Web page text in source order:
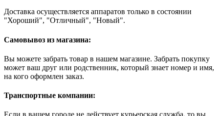
Доставка осуществляется аппаратов только в состоянии
"Хороший", "Отличный", "Новый".
Самовывоз из магазина:
Вы можете забрать товар в нашем магазине. Забрать покупку
может ваш друг или родственник, который знает номер и имя,
на кого оформлен заказ.
Транспортные компании: